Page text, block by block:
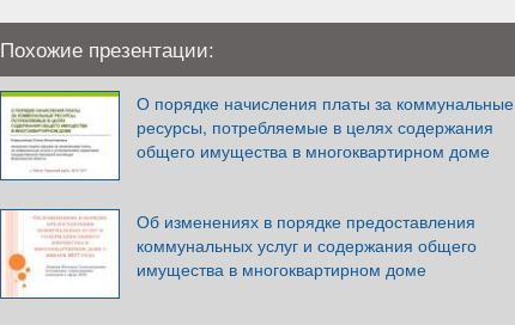
Похожие презентации:
О порядке начисления платы за коммунальные
ресурсы, потребляемые в целях содержания
общего имущества в многоквартирном доме
Об изменениях в порядке предоставления
коммунальных услуг и содержания общего
имущества в многоквартирном доме